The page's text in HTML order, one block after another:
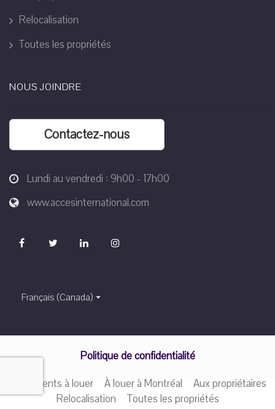
Relocalisation
Toutes les propriétés
NOUS JOINDRE
Contactez-nous
Lundi au vendredi : 9h00 - 17h00
www.accesinternational.com
Français (Canada)
Politique de confidentialité
Appartements à louer
À louer à Montréal
Aux propriétaires
Relocalisation
Toutes les propriétés